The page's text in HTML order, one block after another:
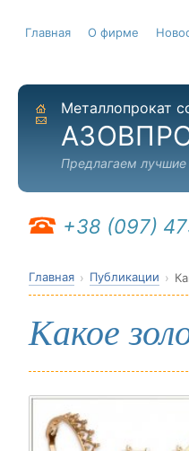
Главная О фирме
На главную
Отправить письмо
Металлопрокат
Предлагаем лучшие
+38 (097)
Главная Публикации
Какое